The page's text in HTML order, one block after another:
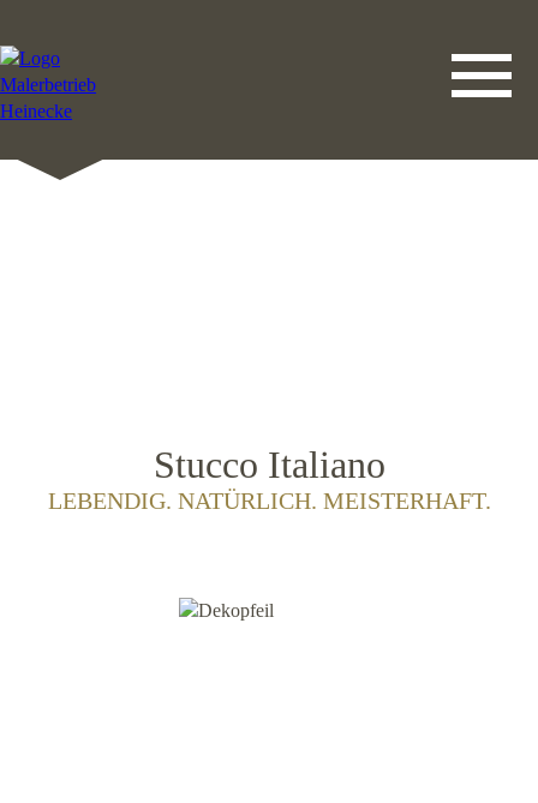
Stucco Italiano
LEBENDIG. NATÜRLICH. MEISTERHAFT.